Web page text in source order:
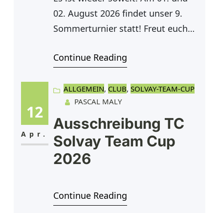
02. August 2026 findet unser 9.
Sommerturnier statt! Freut euch
Matches, sportlicher
großartigen Turnieratmosphäre
auf unserer Anlage.Anmeldung in
verschiedenen Einzel- und
Doppelkonkurrenzen
möglich.Turnierzeitraum:
01.08.2026 –
29.07.2026 um 23:59
Continue Reading
12
Apr.
ALLGEMEIN, CLUB, SOLVAY-TEAM-CUP
PASCAL MALY
Ausschreibung TC
Solvay Team Cup
2026
Continue Reading